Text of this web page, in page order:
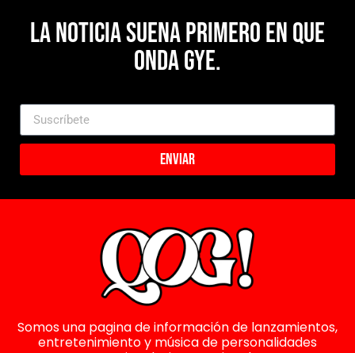
La noticia suena primero en Que
Onda Gye.
Enviar
Somos una pagina de información de lanzamientos,
entretenimiento y música de personalidades